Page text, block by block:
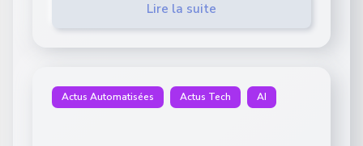
Lire la suite
Actus Automatisées Actus Tech AI